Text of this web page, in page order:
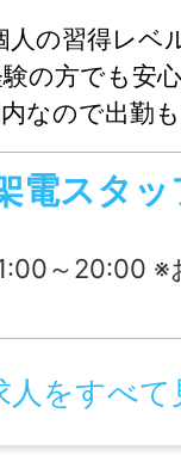
煙
期間満了時の
人の習得レベ
の方でも安
なので出勤
ょぶる福岡
電スタッ
い！ ※1時間程度の時短勤務も
人をすべて